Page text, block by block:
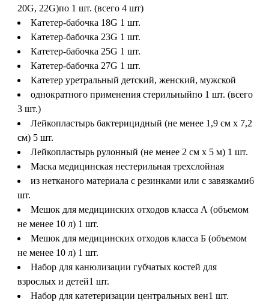
20G, 22G)по 1 шт. (всего 4 шт)
Катетер-бабочка 18G 1 шт.
Катетер-бабочка 23G 1 шт.
Катетер-бабочка 25G 1 шт.
Катетер-бабочка 27G 1 шт.
Катетер уретральный детский, женский, мужской
однократного применения стерильныйпо 1 шт. (всего
3 шт.)
Лейкопластырь бактерицидный (не менее 1,9 см x 7,2
см) 5 шт.
Лейкопластырь рулонный (не менее 2 см x 5 м) 1 шт.
Маска медицинская нестерильная трехслойная
из нетканого материала с резинками или с завязками6
шт.
Мешок для медицинских отходов класса А (объемом
не менее 10 л) 1 шт.
Мешок для медицинских отходов класса Б (объемом
не менее 10 л) 1 шт.
Набор для канюлизации губчатых костей для
взрослых и детей1 шт.
Набор для катетеризации центральных вен1 шт.